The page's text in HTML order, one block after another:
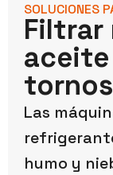
SOLUCIONES
Filtrar
Las
humo y